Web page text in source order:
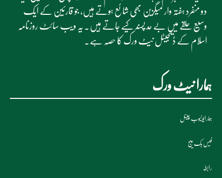
دو منفرد ہفتہ وار میگزین بھی شائع ہوتے ہیں، جو قارئین کے ایک
وسیع حلقے میں بے حد پسند کیے جاتے ہیں۔ یہ ویب سائٹ روزنامہ
اسلام کے ڈیجیٹل نیٹ ورک کا حصہ ہے۔
ہمارا نیٹ ورک
ہمارایوٹیوب چینل
فیس بک پیج
رابطہ